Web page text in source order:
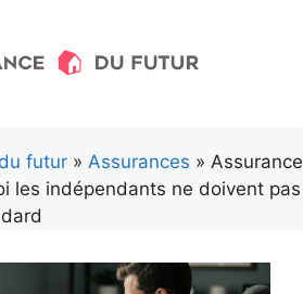
futur » Assurances » Assurance
les indépendants ne doivent pas